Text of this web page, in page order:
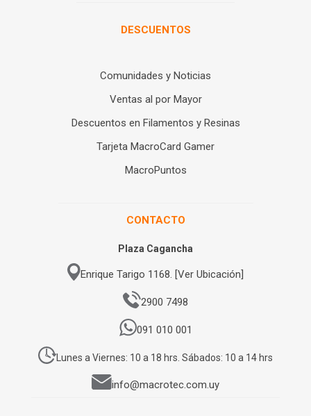
DESCUENTOS
Comunidades y Noticias
Ventas al por Mayor
Descuentos en Filamentos y Resinas
Tarjeta MacroCard Gamer
MacroPuntos
CONTACTO
Plaza Cagancha
Enrique Tarigo 1168. [Ver Ubicación]
2900 7498
091 010 001
Lunes a Viernes: 10 a 18 hrs. Sábados: 10 a 14 hrs
info@macrotec.com.uy